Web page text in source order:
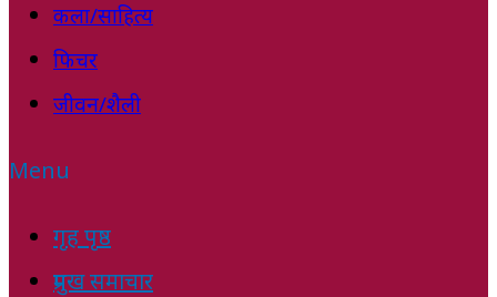
कला/साहित्य
फिचर
जीवन/शैली
Menu
गृह पृष्ठ
प्रमुख समाचार